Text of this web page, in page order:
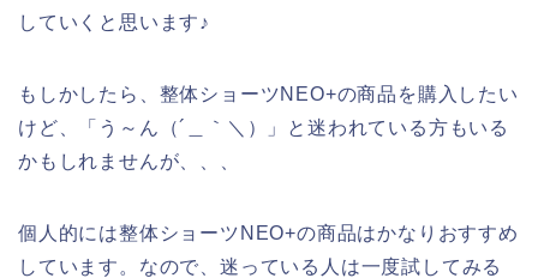
していくと思います♪
もしかしたら、整体ショーツNEO+の商品を購入したい
けど、「う～ん（´＿｀＼）」と迷われている方もいる
かもしれませんが、、、
個人的には整体ショーツNEO+の商品はかなりおすすめ
しています。なので、迷っている人は一度試してみる